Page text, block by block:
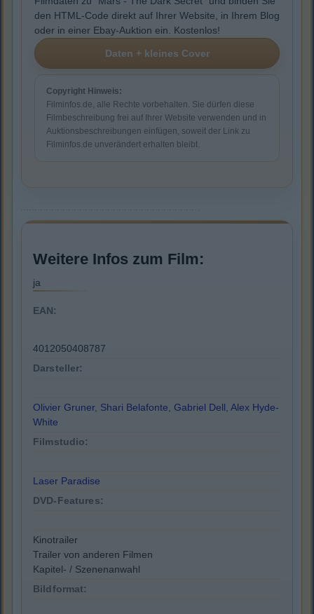
den HTML-Code direkt auf Ihrer Website, in Ihrem Blog
oder in einer Ebay-Auktion ein. Kostenlos!
Copyright Hinweis:
Filminfos.de, alle Rechte vorbehalten. Sie dürfen diese
Filmbeschreibung frei auf Ihrer Website verwenden und in
Auktionsbeschreibungen einfügen, soweit der Link zu
Filminfos.de unverändert erhalten bleibt.
Weitere Infos zum Film:
ja
EAN:
4012050408787
Darsteller:
Olivier Gruner, Shari Belafonte, Gabriel Dell, Alex Hyde-
White
Filmstudio:
Laser Paradise
DVD-Features:
Kinotrailer
Trailer von anderen Filmen
Kapitel- / Szenenanwahl
Bildformat: